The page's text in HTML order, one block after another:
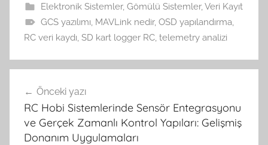
Elektronik Sistemler, Gömülü Sistemler,Veri Kayıt
GCS yazılımı, MAVLink nedir, OSD yapılandırma,
RC veri kaydı, SD kart logger RC, telemetry analizi
gezinmesi
Önceki yazı
RC Hobi Sistemlerinde Sensör Entegrasyonu
ve Gerçek Zamanlı Kontrol Yapıları: Gelişmiş
Donanım Uygulamaları